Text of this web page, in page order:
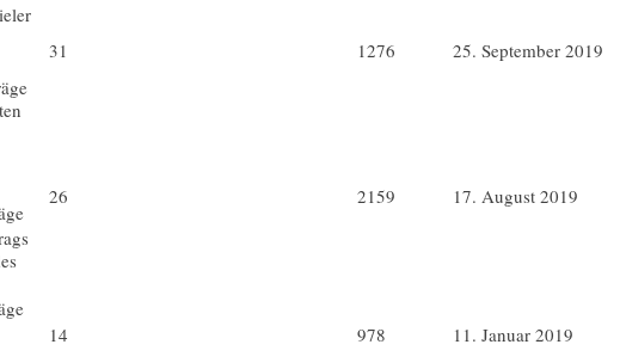
31 1276 25. September 2019
26 2159 17. August 2019
14 978 11. Januar 2019